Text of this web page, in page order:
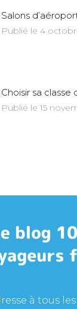
Salons
Publié le 4
Choisir sa
Publié le 15
à tous